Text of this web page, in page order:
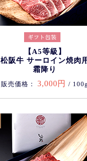
【A5等級】
松阪牛 サーロイン焼肉
霜降り
販売価格： 3,000円 / 100g